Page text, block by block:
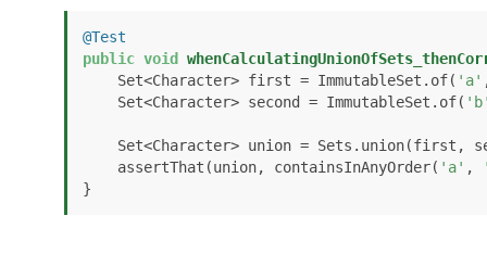
@Test
public void
    Set<Character> first = ImmutableSet.of(
'a'
    Set<Character> second = ImmutableSet.of(
    assertThat(union, containsInAnyOrder(
'a' ,
}